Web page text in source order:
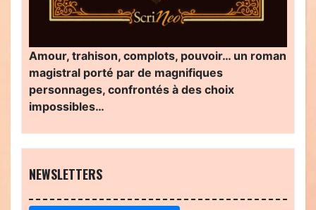
Amour, trahison, complots, pouvoir… un roman
magistral porté par de magnifiques
personnages, confrontés à des choix
impossibles…
NEWSLETTERS